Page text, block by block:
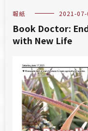
報紙 2021-07-
Book Doctor:
with New Life